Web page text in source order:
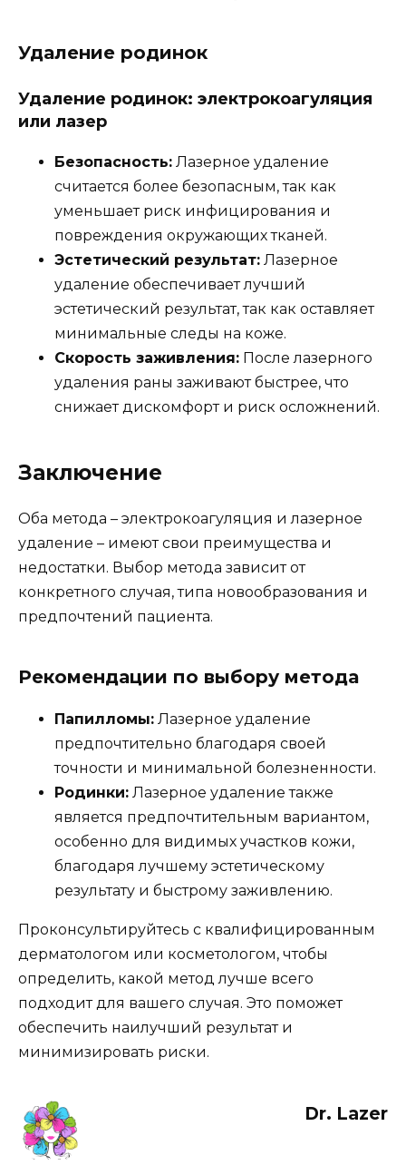
Удаление родинок
Удаление родинок: электрокоагуляция
или лазер
Безопасность: Лазерное удаление
считается более безопасным, так как
уменьшает риск инфицирования и
повреждения окружающих тканей.
Эстетический результат: Лазерное
удаление обеспечивает лучший
эстетический результат, так как оставляет
минимальные следы на коже.
Скорость заживления: После лазерного
удаления раны заживают быстрее, что
снижает дискомфорт и риск осложнений.
Заключение
Оба метода – электрокоагуляция и лазерное
удаление – имеют свои преимущества и
недостатки. Выбор метода зависит от
конкретного случая, типа новообразования и
предпочтений пациента.
Рекомендации по выбору метода
Папилломы: Лазерное удаление
предпочтительно благодаря своей
точности и минимальной болезненности.
Родинки: Лазерное удаление также
является предпочтительным вариантом,
особенно для видимых участков кожи,
благодаря лучшему эстетическому
результату и быстрому заживлению.
Проконсультируйтесь с квалифицированным
дерматологом или косметологом, чтобы
определить, какой метод лучше всего
подходит для вашего случая. Это поможет
обеспечить наилучший результат и
минимизировать риски.
Dr. Lazer